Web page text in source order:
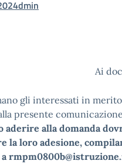
Ai
gli interessati in
presente
aderire alla domanda
la loro adesione,
a